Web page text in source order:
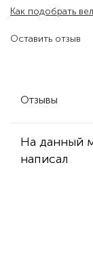
Оставить отзыв
Как подобрать
Отзывы
На данный
написал